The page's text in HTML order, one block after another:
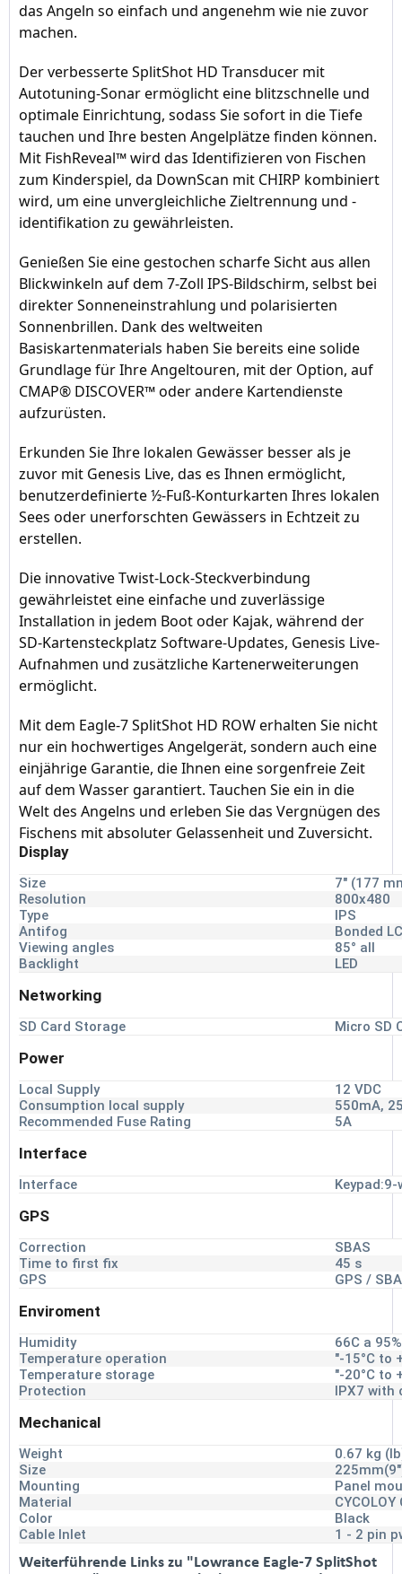
das Angeln so einfach und angenehm wie nie zuvor
machen.
Der verbesserte SplitShot HD Transducer mit
Autotuning-Sonar ermöglicht eine blitzschnelle und
optimale Einrichtung, sodass Sie sofort in die Tiefe
tauchen und Ihre besten Angelplätze finden können.
Mit FishReveal™ wird das Identifizieren von Fischen
zum Kinderspiel, da DownScan mit CHIRP kombiniert
wird, um eine unvergleichliche Zieltrennung und -
identifikation zu gewährleisten.
Genießen Sie eine gestochen scharfe Sicht aus allen
Blickwinkeln auf dem 7-Zoll IPS-Bildschirm, selbst bei
direkter Sonneneinstrahlung und polarisierten
Sonnenbrillen. Dank des weltweiten
Basiskartenmaterials haben Sie bereits eine solide
Grundlage für Ihre Angeltouren, mit der Option, auf
CMAP® DISCOVER™ oder andere Kartendienste
aufzurüsten.
Erkunden Sie Ihre lokalen Gewässer besser als je
zuvor mit Genesis Live, das es Ihnen ermöglicht,
benutzerdefinierte ½-Fuß-Konturkarten Ihres lokalen
Sees oder unerforschten Gewässers in Echtzeit zu
erstellen.
Die innovative Twist-Lock-Steckverbindung
gewährleistet eine einfache und zuverlässige
Installation in jedem Boot oder Kajak, während der
SD-Kartensteckplatz Software-Updates, Genesis Live-
Aufnahmen und zusätzliche Kartenerweiterungen
ermöglicht.
Mit dem Eagle-7 SplitShot HD ROW erhalten Sie nicht
nur ein hochwertiges Angelgerät, sondern auch eine
einjährige Garantie, die Ihnen eine sorgenfreie Zeit
auf dem Wasser garantiert. Tauchen Sie ein in die
Welt des Angelns und erleben Sie das Vergnügen des
Fischens mit absoluter Gelassenheit und Zuversicht.
Display
Size
7" (177
Resolution
800x480
Type
IPS
Antifog
Bonded
Viewing angles
85° all
Backlight
LED
Networking
SD Card Storage Micro SD
Power
Local Supply
12 VDC
Consumption local supply
550mA,
Recommended Fuse Rating
5A
Interface
Interface
GPS
Correction
SBAS
Time to first fix
45 s
GPS
GPS /
Enviroment
Humidity
66C a
Temperature operation
"-15°C to
Temperature storage
"-20°C to
Protection
IPX7 with
Mechanical
Weight
0.67 kg
Size
Mounting
Panel
Material
Color
Black
Cable Inlet
1 - 2 pin
Weiterführende Links zu "Lowrance Eagle-7 SplitShot